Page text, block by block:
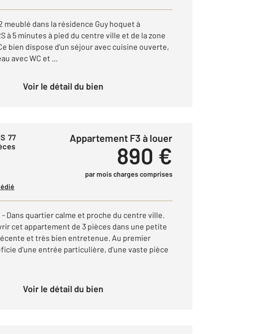
meublé dans la résidence Guy hoquet à
à 5 minutes à pied du centre ville et de la zone
bien dispose d'un séjour avec cuisine ouverte,
avec WC et ...
Voir le détail du bien
77
Appartement F3 à louer
890 €
par mois charges comprises
Dans quartier calme et proche du centre ville.
cet appartement de 3 pièces dans une petite
et très bien entretenue. Au premier
d'une entrée particulière, d'une vaste pièce
Voir le détail du bien